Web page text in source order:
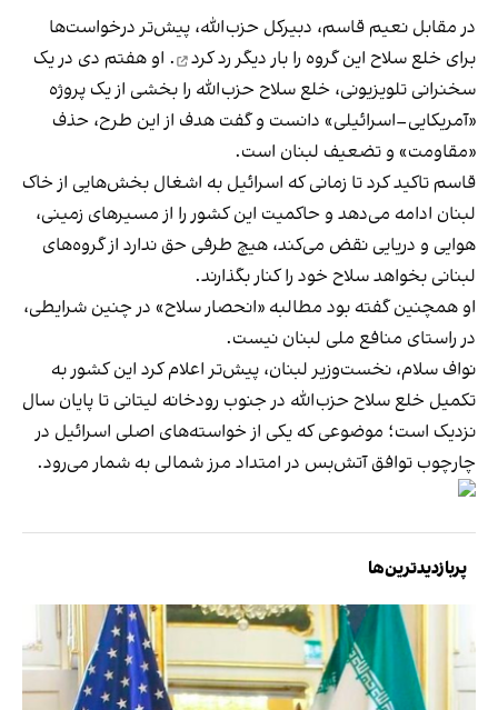
در مقابل نعیم قاسم، دبیرکل حزب‌الله، پیش‌تر درخواست‌ها
برای خلع سلاح این گروه را بار دیگر رد کرد
. او هفتم دی در یک
سخنرانی تلویزیونی، خلع سلاح حزب‌الله را بخشی از یک پروژه
«آمریکایی–اسرائیلی» دانست و گفت هدف از این طرح، حذف
«مقاومت» و تضعیف لبنان است.
قاسم تاکید کرد تا زمانی که اسرائیل به اشغال بخش‌هایی از خاک
لبنان ادامه می‌دهد و حاکمیت این کشور را از مسیرهای زمینی،
هوایی و دریایی نقض می‌کند، هیچ طرفی حق ندارد از گروه‌های
لبنانی بخواهد سلاح خود را کنار بگذارند.
او همچنین گفته بود مطالبه «انحصار سلاح» در چنین شرایطی،
در راستای منافع ملی لبنان نیست.
نواف سلام، نخست‌وزیر لبنان، پیش‌تر اعلام کرد این کشور به
تکمیل خلع سلاح حزب‌الله در جنوب رودخانه لیتانی تا پایان سال
نزدیک است؛ موضوعی که یکی از خواسته‌های اصلی اسرائیل در
چارچوب توافق آتش‌بس در امتداد مرز شمالی به شمار می‌رود.
پربازدیدترین‌ها